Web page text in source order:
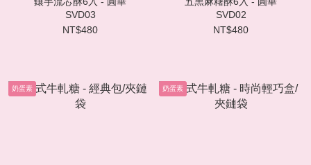
SVD03
NT$480
SVD02
NT$480
奶蛋素 奶蛋素